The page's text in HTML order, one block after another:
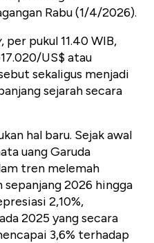
Rabu (1/4/2026).
, per pukul 11.40 WIB,
US$ atau
sekaligus menjadi
sejarah secara
hal baru. Sejak awal
uang Garuda
tren melemah
sepanjang 2026 hingga
2,10%,
2025 yang secara
3,6% terhadap